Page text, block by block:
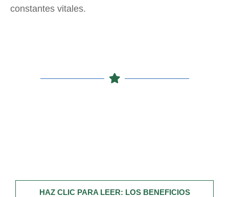
constantes vitales.
HAZ CLIC PARA LEER: LOS BENEFICIOS